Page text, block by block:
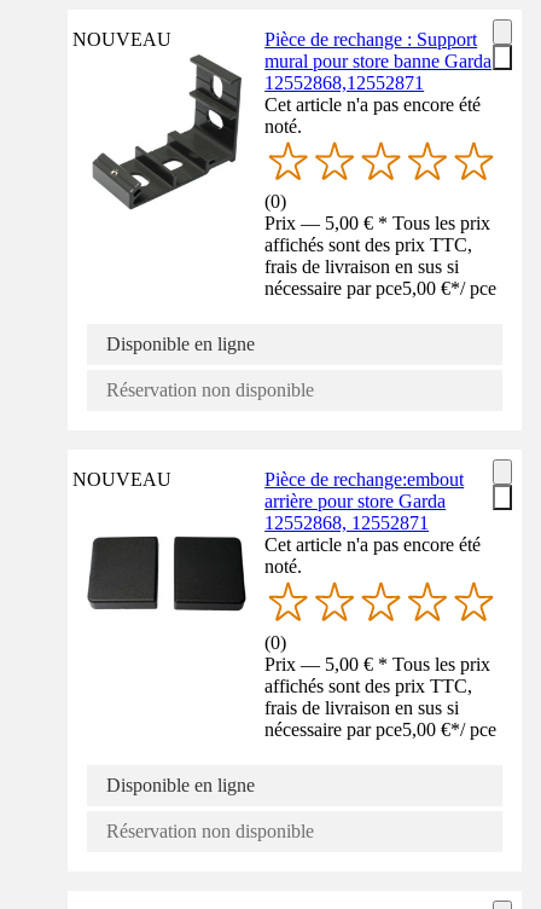
NOUVEAU
Pièce de rechange : Support
mural pour store banne Garda
12552868,12552871
Cet article n'a pas encore été
noté.
(0)
Prix — 5,00 € * Tous les prix
affichés sont des prix TTC,
frais de livraison en sus si
nécessaire par pce5,00 €*/ pce
Disponible en ligne
Réservation non disponible
NOUVEAU
Pièce de rechange:embout
arrière pour store Garda
12552868, 12552871
Cet article n'a pas encore été
noté.
(0)
Prix — 5,00 € * Tous les prix
affichés sont des prix TTC,
frais de livraison en sus si
nécessaire par pce5,00 €*/ pce
Disponible en ligne
Réservation non disponible